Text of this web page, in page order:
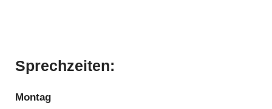
Sprechzeiten:
Montag